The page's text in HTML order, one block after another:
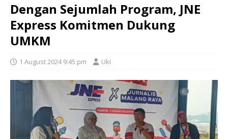
Dengan Sejumlah Program, JNE
Express Komitmen Dukung
UMKM
1 August 2024 9:45 pm Uki